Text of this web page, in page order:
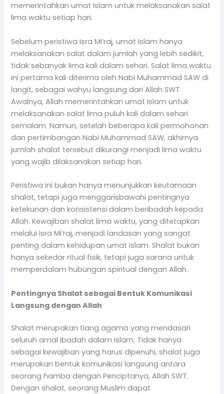
memerintahkan umat Islam untuk melaksanakan salat
lima waktu setiap hari.
Sebelum peristiwa Isra Mi’raj, umat Islam hanya
melaksanakan salat dalam jumlah yang lebih sedikit,
tidak sebanyak lima kali dalam sehari. Salat lima waktu
ini pertama kali diterima oleh Nabi Muhammad SAW di
langit, sebagai wahyu langsung dari Allah SWT.
Awalnya, Allah memerintahkan umat Islam untuk
melaksanakan salat lima puluh kali dalam sehari
semalam. Namun, setelah beberapa kali permohonan
dan pertimbangan Nabi Muhammad SAW, akhirnya
jumlah shalat tersebut dikurangi menjadi lima waktu
yang wajib dilaksanakan setiap hari.
Peristiwa ini bukan hanya menunjukkan keutamaan
shalat, tetapi juga menggarisbawahi pentingnya
ketekunan dan konsistensi dalam beribadah kepada
Allah. Kewajiban shalat lima waktu, yang ditetapkan
melalui Isra Mi’raj, menjadi landasan yang sangat
penting dalam kehidupan umat Islam. Shalat bukan
hanya sekedar ritual fisik, tetapi juga sarana untuk
memperdalam hubungan spiritual dengan Allah.
Pentingnya Shalat sebagai Bentuk Komunikasi
Langsung dengan Allah
Shalat merupakan tiang agama yang mendasari
seluruh amal ibadah dalam Islam. Tidak hanya
sebagai kewajiban yang harus dipenuhi, shalat juga
merupakan bentuk komunikasi langsung antara
seorang hamba dengan Penciptanya, Allah SWT.
Dengan shalat, seorang Muslim dapat